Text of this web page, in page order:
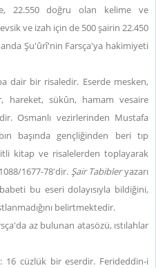
22.550 doğru olan kelime ve
ve izah için de 500 şairin 22.450
Şu'ûrî'nin Farsça'ya hakimiyeti
dair bir risaledir. Eserde mesken,
hareket, sükûn, hamam vesaire
Osmanlı vezirlerinden Mustafa
başında gençliğinden beri tıp
kitap ve risalelerden toplayarak
1677-78'dir. Şair Tabibleryazarı
bu eseri dolayısıyla bildiğini,
belirtmektedir.
az bulunan atasözü, ıstılahlar
: 16 cüzlük bir eserdir. Ferideddin-i